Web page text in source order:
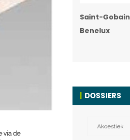
via de
Saint-Gobain
Benelux
DOSSIERS
Akoestiek